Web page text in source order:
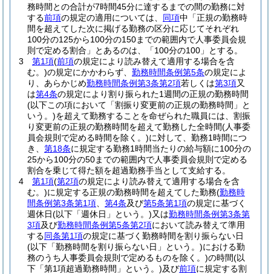
務時間との合計が7時間45分に達するまでの間の勤務に対
する前項の規定の適用については、 同項中「正規の勤務時
間を超えてした次に掲げる勤務の区分に応じてそれぞれ
100分の125から100分の150までの範囲内で人事委員会規
則で定める割合」とあるのは、「100分の100」とする。
3
第1項(前項の規定により読み替えて適用する場合を含
む。)の規定にかかわらず、 勤務時間条例第5条の規定によ
り、あらかじめ勤務時間条例第3条第2項若しくは第3項又
は第4条の規定により割り振られた1週間の正規の勤務時間
(以下この項において「割振り変更前の正規の勤務時間」と
いう。)を超えて勤務することを命ぜられた職員には、割振
り変更前の正規の勤務時間を超えて勤務した全時間(人事委
員会規則で定める時間を除く。)に対して、勤務1時間につ
き、 第18条に規定する勤務1時間当たりの給与額に100分の
25から100分の50までの範囲内で人事委員会規則で定める
割合を乗じて得た額を超過勤務手当として支給する。
4
第1項(第2項の規定により読み替えて適用する場合を含
む。)に規定する正規の勤務時間を超えてした勤務(勤務時
間条例第3条第1項
第4条及び第5条第1項の規定に基づく
週休日(以下「週休日」という。)又は勤務時間条例第3条第
3項及び勤務時間条例第5条第2項において読み替えて準用
する同条第1項の規定に基づく勤務時間を割り振らない日
(以下「勤務時間を割り振らない日」という。)における勤
務のうち人事委員会規則で定めるものを除く。)の時間(以
下「第1項超過勤務時間」という。)及び前項に規定する割